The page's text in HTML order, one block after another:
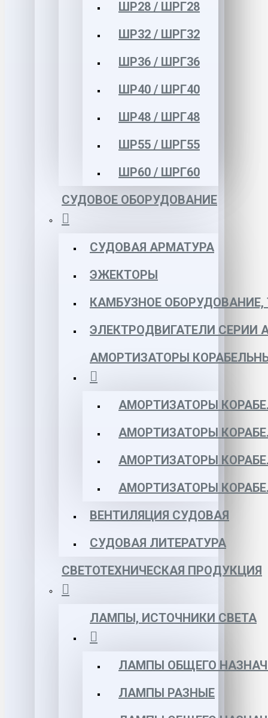
ШР28 / ШРГ28
ШР32 / ШРГ32
ШР36 / ШРГ36
ШР40 / ШРГ40
ШР48 / ШРГ48
ШР55 / ШРГ55
ШР60 / ШРГ60
СУДОВОЕ ОБОРУДОВАНИЕ
СУДОВАЯ АРМАТУРА
ЭЖЕКТОРЫ
КАМБУЗНОЕ
ЭЛЕКТРОДВИГАТЕЛИ СЕРИИ
АМОРТИЗАТОРЫ
АМОРТИЗАТОРЫ
АМОРТИЗАТОРЫ
АМОРТИЗАТОРЫ
АМОРТИЗАТОРЫ
ВЕНТИЛЯЦИЯ СУДОВАЯ
СУДОВАЯ ЛИТЕРАТУРА
СВЕТОТЕХНИЧЕСКАЯ ПРОДУКЦИЯ
ЛАМПЫ, ИСТОЧНИКИ СВЕТА
ЛАМПЫ ОБЩЕГО
ЛАМПЫ РАЗНЫЕ